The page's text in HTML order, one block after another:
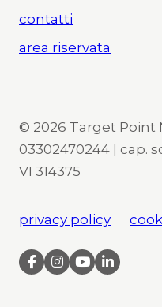
contatti
area riservata
© 2026 Target Point
03302470244 | cap.
VI 314375
privacy policy